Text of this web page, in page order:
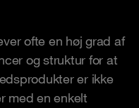
ofte en høj grad af
og struktur for at
er ikke
med en enkelt